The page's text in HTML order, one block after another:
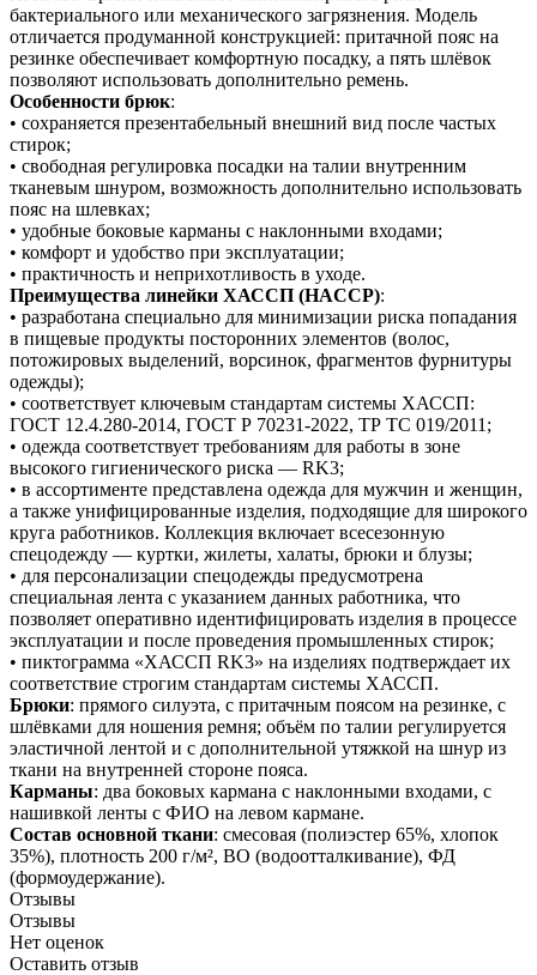
бактериального или механического загрязнения. Модель
отличается продуманной конструкцией: притачной пояс на
резинке обеспечивает комфортную посадку, а пять шлёвок
позволяют использовать дополнительно ремень.
Особенности брюк:
• сохраняется презентабельный внешний вид после частых
стирок;
• свободная регулировка посадки на талии внутренним
тканевым шнуром, возможность дополнительно использовать
пояс на шлевках;
• удобные боковые карманы с наклонными входами;
• комфорт и удобство при эксплуатации;
• практичность и неприхотливость в уходе.
Преимущества линейки ХАССП (HACCP):
• разработана специально для минимизации риска попадания
в пищевые продукты посторонних элементов (волос,
потожировых выделений, ворсинок, фрагментов фурнитуры
одежды);
• соответствует ключевым стандартам системы ХАССП:
ГОСТ 12.4.280-2014, ГОСТ Р 70231-2022, ТР ТС 019/2011;
• одежда соответствует требованиям для работы в зоне
высокого гигиенического риска — RK3;
• в ассортименте представлена одежда для мужчин и женщин,
а также унифицированные изделия, подходящие для широкого
круга работников. Коллекция включает всесезонную
спецодежду — куртки, жилеты, халаты, брюки и блузы;
• для персонализации спецодежды предусмотрена
специальная лента с указанием данных работника, что
позволяет оперативно идентифицировать изделия в процессе
эксплуатации и после проведения промышленных стирок;
• пиктограмма «ХАССП RK3» на изделиях подтверждает их
соответствие строгим стандартам системы ХАССП.
Брюки: прямого силуэта, с притачным поясом на резинке, с
шлёвками для ношения ремня; объём по талии регулируется
эластичной лентой и с дополнительной утяжкой на шнур из
ткани на внутренней стороне пояса.
Карманы: два боковых кармана с наклонными входами, с
нашивкой ленты с ФИО на левом кармане.
Состав основной ткани: смесовая (полиэстер 65%, хлопок
35%), плотность 200 г/м², ВО (водоотталкивание), ФД
(формоудержание).
Отзывы
Отзывы
Нет оценок
Оставить отзыв